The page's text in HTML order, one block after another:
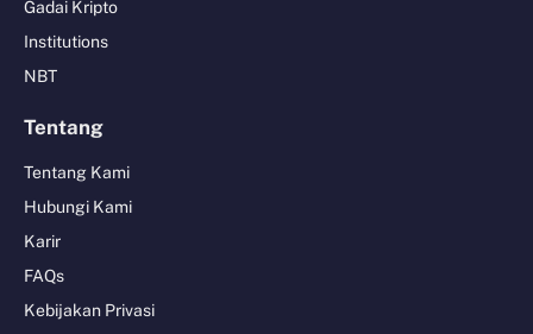
Gadai Kripto
Institutions
NBT
Tentang
Tentang Kami
Hubungi Kami
Karir
FAQs
Kebijakan Privasi